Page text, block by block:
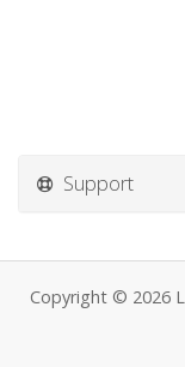
Support
Copyright © 2026